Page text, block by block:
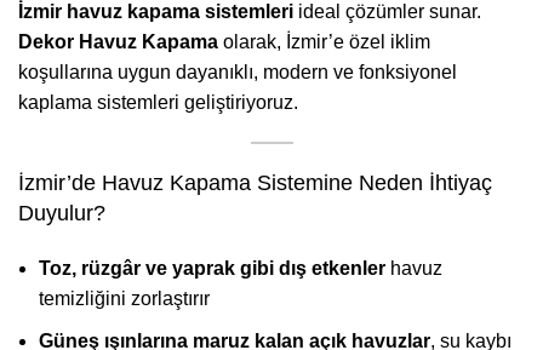
İzmir havuz kapama sistemleri ideal çözümler sunar.
Dekor Havuz Kapama olarak, İzmir’e özel iklim
koşullarına uygun dayanıklı, modern ve fonksiyonel
kaplama sistemleri geliştiriyoruz.
İzmir’de Havuz Kapama Sistemine Neden İhtiyaç
Duyulur?
Toz, rüzgâr ve yaprak gibi dış etkenler havuz
temizliğini zorlaştırır
Güneş ışınlarına maruz kalan açık havuzlar, su kaybı